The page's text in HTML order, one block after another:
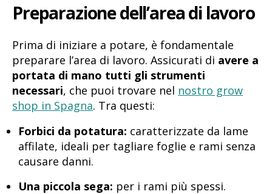
Preparazione dell’area di lavoro
Prima di iniziare a potare, è fondamentale
preparare l’area di lavoro. Assicurati di avere a
portata di mano tutti gli strumenti
necessari, che puoi trovare nel nostro grow
shop in Spagna. Tra questi:
Forbici da potatura: caratterizzate da lame
affilate, ideali per tagliare foglie e rami senza
causare danni.
Una piccola sega: per i rami più spessi.